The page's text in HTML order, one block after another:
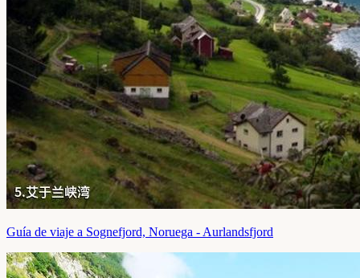
Guía de viaje a Sognefjord, Noruega - Aurlandsfjord